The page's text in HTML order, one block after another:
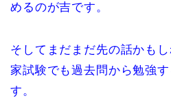
めるのが吉です。
そしてまだまだ先の話かも
家試験でも過去問から勉強
す。